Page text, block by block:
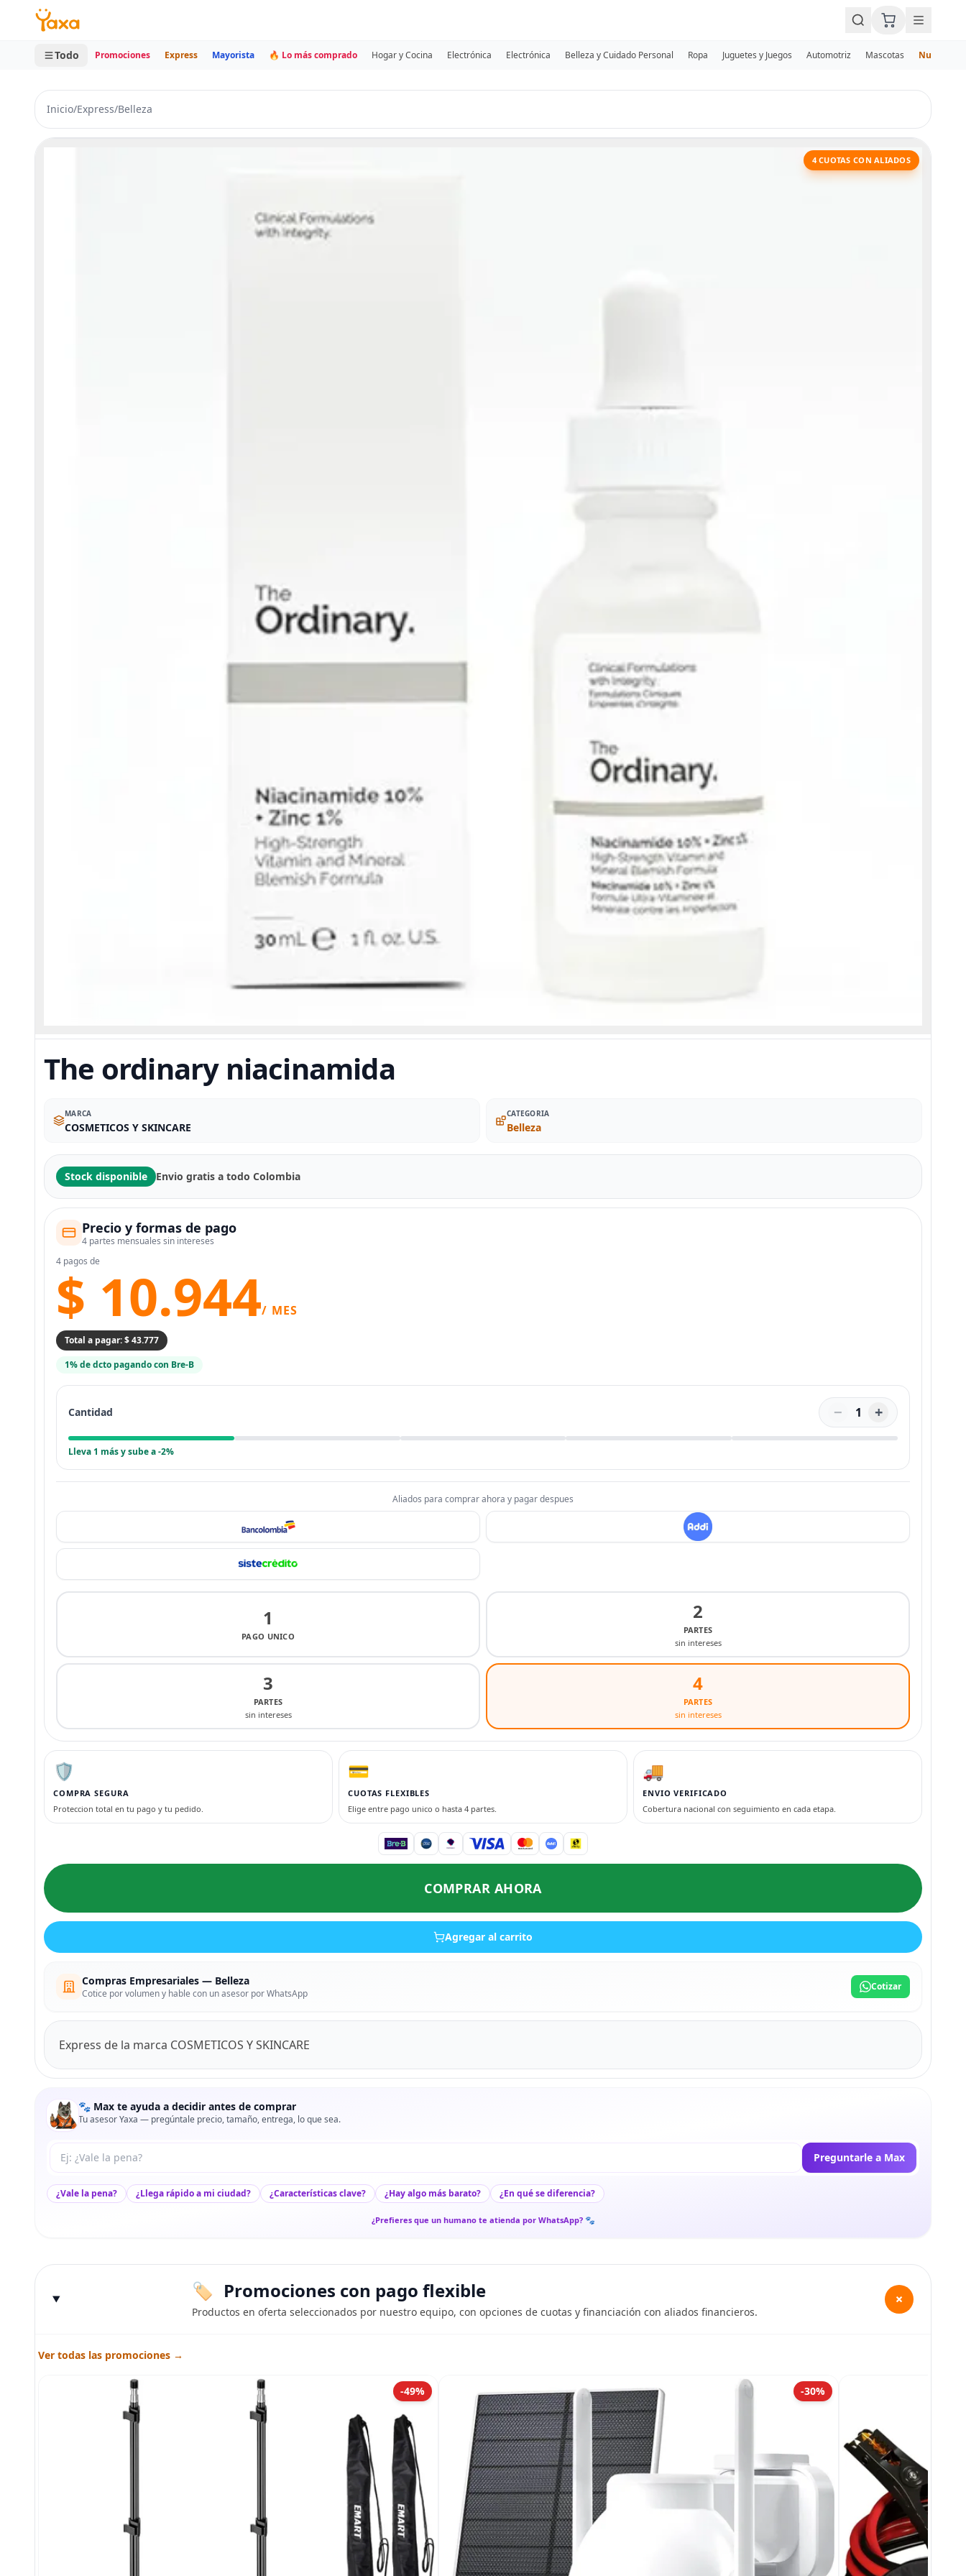
MINI CARRITO
0 productos
Todo Promociones Express Mayorista 🔥 Lo más comprado Hogar y Cocina Electrónica Electrónica Belleza y Cuidado Personal Ropa Juguetes y Juegos Automotriz Mascotas Nuevos
Inicio/Express/Belleza
4 CUOTAS CON ALIADOS
The ordinary niacinamida
MARCA
COSMETICOS Y SKINCARE
CATEGORIA
Belleza
Stock disponible Envio gratis a todo Colombia
Precio y formas de pago
4 partes mensuales sin intereses
4 pagos de
$ 10.944/ MES
Total a pagar: $ 43.777
1% de dcto pagando con Bre-B
Cantidad − 1 +
Lleva 1 más y sube a -2%
Aliados para comprar ahora y pagar despues
1
PAGO UNICO
2
PARTES
sin intereses
3
PARTES
sin intereses
4
PARTES
sin intereses
🛡️
COMPRA SEGURA
Proteccion total en tu pago y tu pedido.
💳
CUOTAS FLEXIBLES
Elige entre pago unico o hasta 4 partes.
🚚
ENVIO VERIFICADO
Cobertura nacional con seguimiento en cada etapa.
COMPRAR AHORA
Agregar al carrito
Compras Empresariales — Belleza
Cotice por volumen y hable con un asesor por WhatsApp
Cotizar
Express de la marca COSMETICOS Y SKINCARE
🐾 Max te ayuda a decidir antes de comprar
Tu asesor Yaxa — pregúntale precio, tamaño, entrega, lo que sea.
Tu pregunta a Max Preguntarle a Max
¿Vale la pena? ¿Llega rápido a mi ciudad? ¿Características clave? ¿Hay algo más barato? ¿En qué se diferencia?
¿Prefieres que un humano te atienda por WhatsApp? 🐾
Promociones con pago flexible
Productos en oferta seleccionados por nuestro equipo, con opciones de cuotas y financiación con aliados financieros.
+
Ver todas las promociones →
-49% -30%